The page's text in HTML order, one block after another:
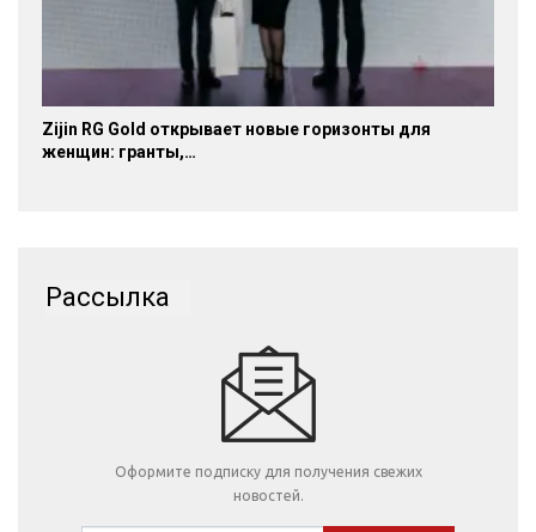
Zijin RG Gold открывает новые горизонты для
женщин: гранты,…
Рассылка
Оформите подписку для получения свежих
новостей.